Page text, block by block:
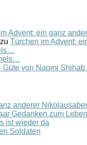
Advent: ein ganz
zu Türchen im Advent:
Güte von Naomi Shihab
anderer
Gedanken zum
ist wieder da
Soldaten